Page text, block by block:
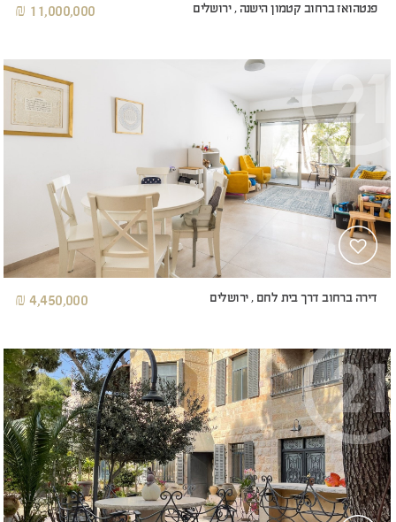
פנטהואז ברחוב קטמון הישנה , ירושלים 11,000,000 ₪
דירה ברחוב דרך בית לחם , ירושלים 4,450,000 ₪